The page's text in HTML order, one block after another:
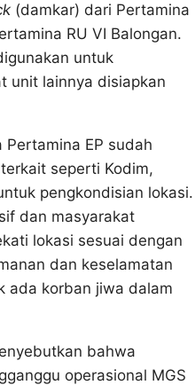
(damkar) dari Pertamina
RU VI Balongan.
untuk
unit lainnya disiapkan
EP sudah
seperti Kodim,
pengkondisian lokasi.
dan masyarakat
lokasi sesuai dengan
dan keselamatan
ada korban jiwa dalam
bahwa
operasional MGS